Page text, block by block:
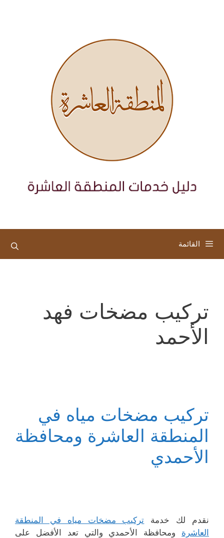
القائمة
تركيب مضخات فهد
الأحمد
تركيب مضخات مياه في
المنطقة العاشرة ومحافظة
الأحمدي
نقدم لك خدمة تركيب مضخات مياه في المنطقة
العاشرة ومحافظة الأحمدي والتي تعد الأفضل على